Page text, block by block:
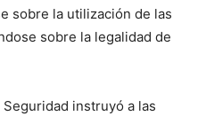
sobre la utilización de las
sobre la legalidad de
instruyó a las